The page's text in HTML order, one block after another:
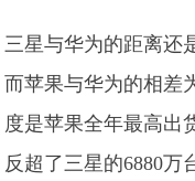
三星与华为的距离还
而苹果与华为的相差
度是苹果全年最高出
反超了三星的6880万